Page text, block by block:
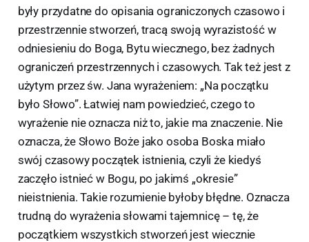
były przydatne do opisania ograniczonych czasowo i
przestrzennie stworzeń, tracą swoją wyrazistość w
odniesieniu do Boga, Bytu wiecznego, bez żadnych
ograniczeń przestrzennych i czasowych. Tak też jest z
użytym przez św. Jana wyrażeniem: „Na początku
było Słowo”. Łatwiej nam powiedzieć, czego to
wyrażenie nie oznacza niż to, jakie ma znaczenie. Nie
oznacza, że Słowo Boże jako osoba Boska miało
swój czasowy początek istnienia, czyli że kiedyś
zaczęło istnieć w Bogu, po jakimś „okresie”
nieistnienia. Takie rozumienie byłoby błędne. Oznacza
trudną do wyrażenia słowami tajemnicę – tę, że
początkiem wszystkich stworzeń jest wiecznie